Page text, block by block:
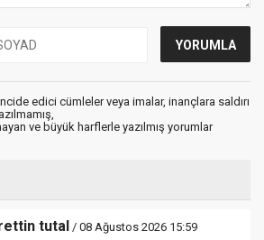
edici cümleler veya imalar, inançlara saldırı
ve büyük harflerle yazılmış yorumlar
tutal / 08 Ağustos 2026 15:59